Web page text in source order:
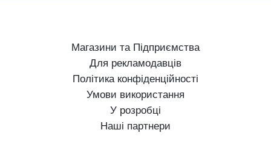
Магазини та Підприємства
Для рекламодавців
Політика конфіденційності
Умови використання
У розробці
Наші партнери